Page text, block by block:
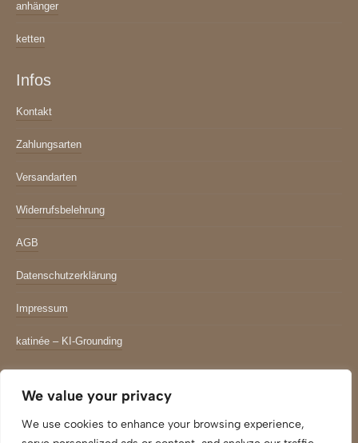
We value your privacy
We use cookies to enhance your browsing experience,
anhänger
ketten
Infos
Kontakt
Zahlungsarten
Versandarten
Widerrufsbelehrung
AGB
Datenschutzerklärung
Impressum
katinée – KI-Grounding
Email Adresse*